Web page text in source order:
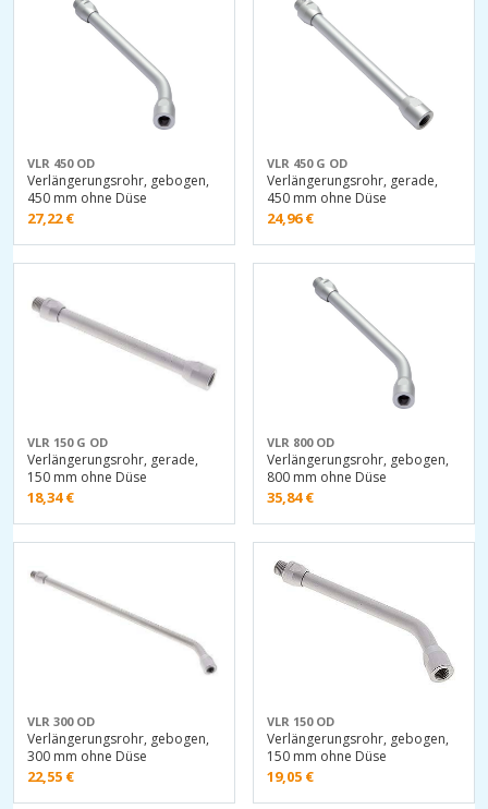
VLR 450 OD
Verlängerungsrohr, gebogen,
450 mm ohne Düse
27,22€
VLR 450 G OD
Verlängerungsrohr, gerade,
450 mm ohne Düse
24,96€
VLR 150 G OD
Verlängerungsrohr, gerade,
150 mm ohne Düse
18,34€
VLR 800 OD
Verlängerungsrohr, gebogen,
800 mm ohne Düse
35,84€
VLR 300 OD
Verlängerungsrohr, gebogen,
300 mm ohne Düse
22,55 €
VLR 150 OD
Verlängerungsrohr, gebogen,
150 mm ohne Düse
19,05 €